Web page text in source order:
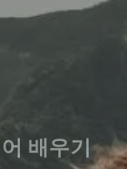
배우기